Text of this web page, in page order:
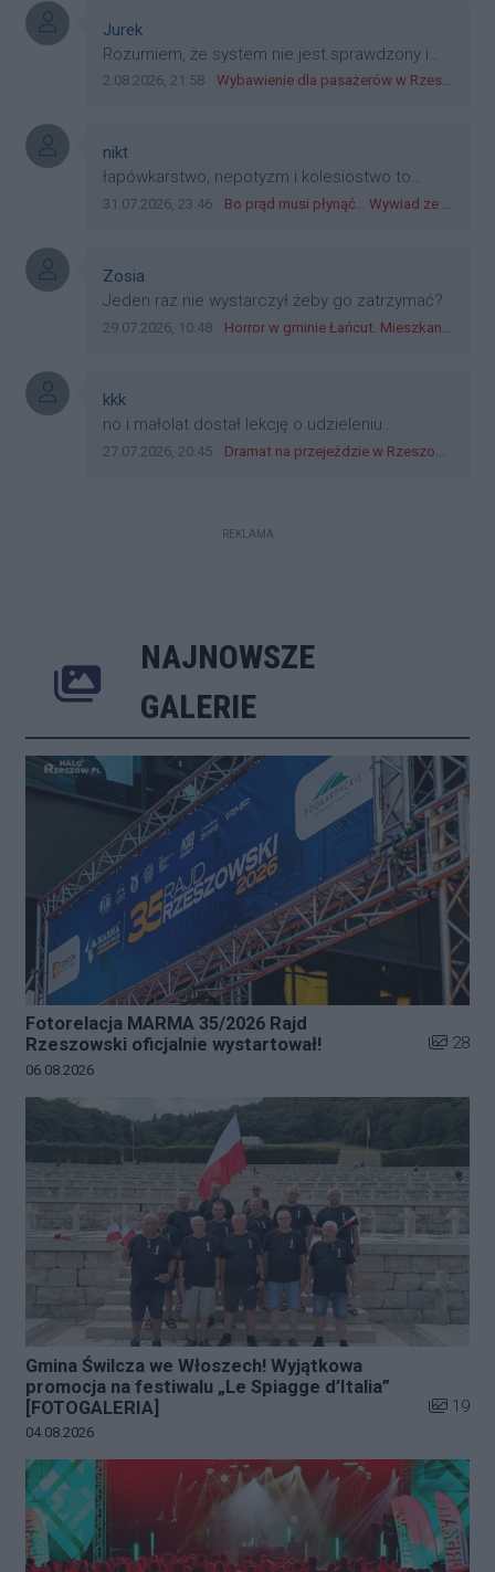
plastik czy inne bliki. Zakrawa na
dyskryminację.
Autor komentarza:
Jurek
Treść komentarza:
Rozumiem, że system nie jest sprawdzony i
przetestowany. Wybieram się z mim młodym
przejazdów dadzą radę. Albo ogarną, jak to
teraz młode ludzie mówią.
Data dodania komentarza:
2.08.2026, 21:58 Źródło komentarza:
Wybawienie dla pasażerów w Rzeszowie? W mieście ruszyły testy nowego rozwiązania
Autor komentarza:
nikt
Treść komentarza:
łapówkarstwo, nepotyzm i kolesiostwo to
norma w pge dystrybucja rzeszów, takie ***e
zagorzali pisowcy
Data dodania komentarza:
31.07.2026, 23:46 Źródło komentarza:
Bo prąd musi płynąć... Wywiad ze Zbigniewem Możdżeniem - Dyrektorem Generalnym Oddziału PGE Dystrybucja w Rzeszowie
Autor komentarza:
Zosia
Treść komentarza:
Jeden raz nie wystarczył żeby go zatrzymać?
Data dodania komentarza:
29.07.2026, 10:48 Źródło komentarza:
Horror w gminie Łańcut. Mieszkaniec Rzeszowa terroryzował rodzinę nożem i zaatakował policjantów! [VIDEO]
Autor komentarza:
kkk
Treść komentarza:
no i małolat dostał lekcję o udzieleniu
pierwszeństwa
Data dodania komentarza:
27.07.2026, 20:45 Źródło komentarza:
Dramat na przejeździe w Rzeszowie. 16-latek na hulajnodze wjechał wprost pod szynobus
REKLAMA
NAJNOWSZE
GALERIE
Fotorelacja MARMA 35/2026 Rajd
Rzeszowski oficjalnie wystartował!
Liczba
28
Data dodania galerii:
06.08.2026
Gmina Świlcza we Włoszech! Wyjątkowa
promocja na festiwalu „Le Spiagge d’Italia”
[FOTOGALERIA]
Liczba
19
Data dodania galerii:
04.08.2026